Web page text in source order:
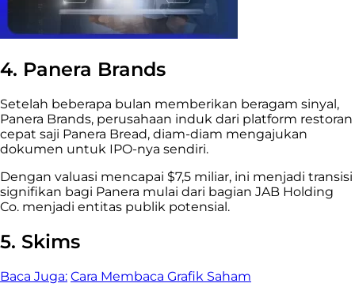
4. Panera Brands
Setelah beberapa bulan memberikan beragam sinyal,
Panera Brands, perusahaan induk dari platform restoran
cepat saji Panera Bread, diam-diam mengajukan
dokumen untuk IPO-nya sendiri.
Dengan valuasi mencapai $7,5 miliar, ini menjadi transisi
signifikan bagi Panera mulai dari bagian JAB Holding
Co. menjadi entitas publik potensial.
5. Skims
Baca Juga: Cara Membaca Grafik Saham